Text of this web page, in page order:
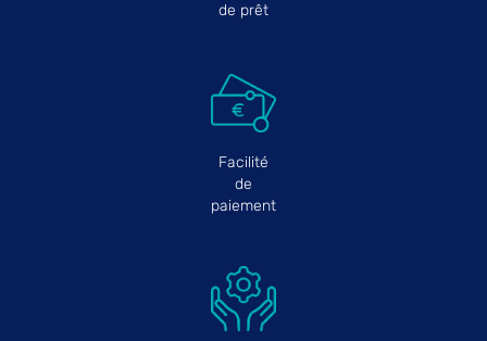
de prêt
Facilité
de
paiement